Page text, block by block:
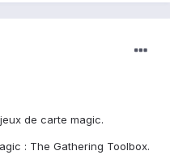
de carte magic.
: The Gathering Toolbox.